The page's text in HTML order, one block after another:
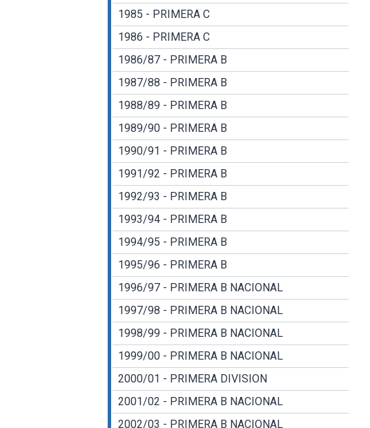
1985 - PRIMERA C
1986 - PRIMERA C
1986/87 - PRIMERA B
1987/88 - PRIMERA B
1988/89 - PRIMERA B
1989/90 - PRIMERA B
1990/91 - PRIMERA B
1991/92 - PRIMERA B
1992/93 - PRIMERA B
1993/94 - PRIMERA B
1994/95 - PRIMERA B
1995/96 - PRIMERA B
1996/97 - PRIMERA B NACIONAL
1997/98 - PRIMERA B NACIONAL
1998/99 - PRIMERA B NACIONAL
1999/00 - PRIMERA B NACIONAL
2000/01 - PRIMERA DIVISION
2001/02 - PRIMERA B NACIONAL
2002/03 - PRIMERA B NACIONAL